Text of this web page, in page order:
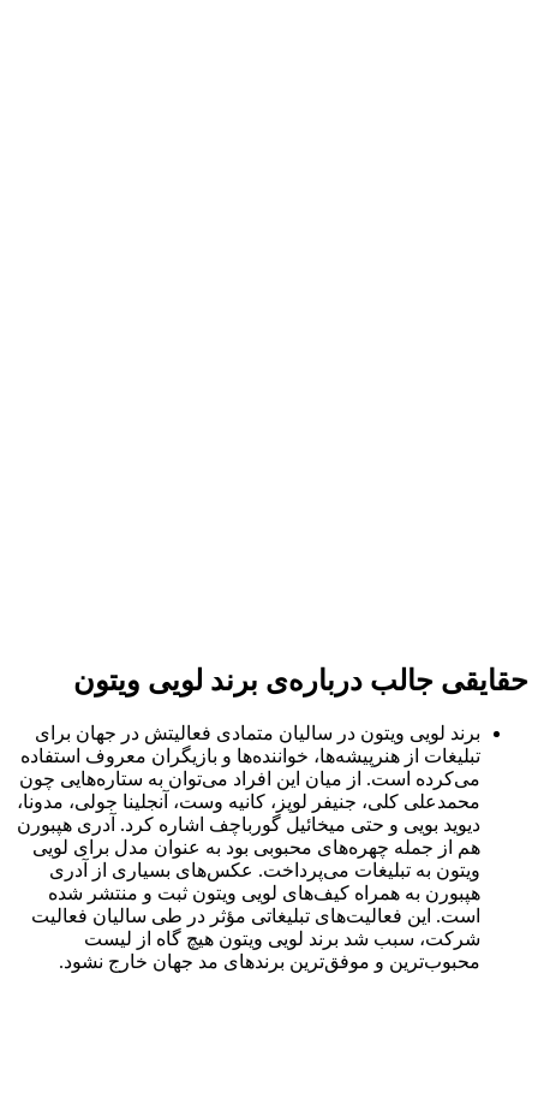
حقایقی جالب درباره‌ی برند لویی ویتون
برند لویی ویتون در سالیان متمادی فعالیتش در جهان برای
تبلیغات از هنرپیشه‌ها، خواننده‌ها و بازیگران معروف استفاده
می‌کرده است. از میان این افراد می‌توان به ستاره‌هایی چون
محمدعلی کلی، جنیفر لوپز، کانیه وست، آنجلینا جولی، مدونا،
دیوید بویی و حتی میخائیل گورباچف اشاره کرد. آدری هپبورن
هم از جمله چهره‌های محبوبی بود به عنوان مدل برای لویی
ویتون به تبلیغات می‌پرداخت. عکس‌های بسیاری از آدری
هپبورن به همراه کیف‌های لویی ویتون ثبت و منتشر شده
است. این فعالیت‌های تبلیغاتی مؤثر در طی سالیان فعالیت
شرکت، سبب شد برند لویی ویتون هیچ گاه از لیست
محبوب‌ترین و موفق‌ترین برندهای مد جهان خارج نشود.